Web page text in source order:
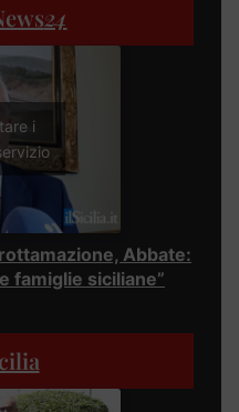
24
i
Abbate:
famiglie siciliane”